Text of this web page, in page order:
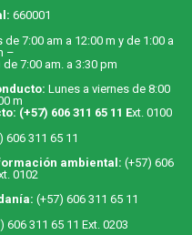
660001
de 7:00 am a 12:00 m y de 1:00 a
–
7:00 am. a 3:30 pm
Lunes a viernes de 8:00
m
(+57) 606 311 65 11 Ext. 0100
606 311 65 11
ambiental: (+57) 606
0102
(+57) 606 311 65 11
606 311 65 11 Ext. 0203